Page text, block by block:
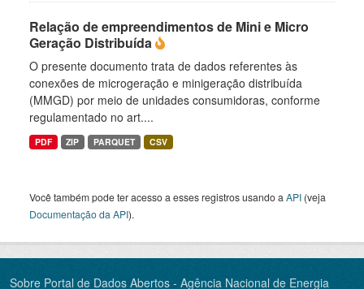
Relação de empreendimentos de Mini e Micro
Geração Distribuída
O presente documento trata de dados referentes às
conexões de microgeração e minigeração distribuída
(MMGD) por meio de unidades consumidoras, conforme
regulamentado no art....
PDF ZIP PARQUET CSV
Você também pode ter acesso a esses registros usando a API (veja
Documentação da API).
Sobre Portal de Dados Abertos - Agência Nacional de Energia